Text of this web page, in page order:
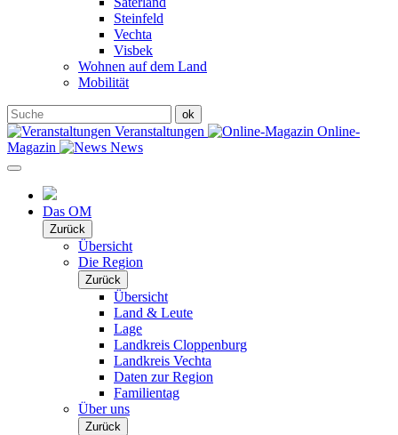
Steinfeld
Vechta
Visbek
Wohnen auf dem Land
Mobilität
Veranstaltungen
Online-
Magazin
News
Das OM
Zurück
Übersicht
Die Region
Zurück
Übersicht
Land & Leute
Lage
Landkreis Cloppenburg
Landkreis Vechta
Daten zur Region
Familientag
Über uns
Zurück